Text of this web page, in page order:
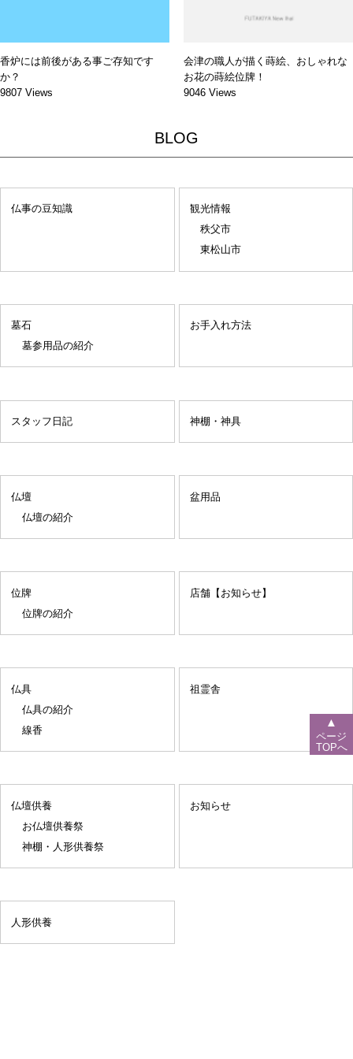
香炉には前後がある事ご存知です
か？
9807 Views
会津の職人が描く蒔絵、おしゃれな
お花の蒔絵位牌！
9046 Views
BLOG
仏事の豆知識
観光情報
秩父市
東松山市
墓石
墓参用品の紹介
お手入れ方法
スタッフ日記 神棚・神具
仏壇
仏壇の紹介
盆用品
位牌
位牌の紹介
店舗【お知らせ】
仏具
仏具の紹介
線香
祖霊舎
仏壇供養
お仏壇供養祭
神棚・人形供養祭
お知らせ
人形供養
▲
ページ
TOPへ